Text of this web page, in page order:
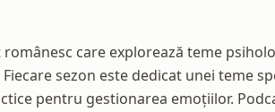
care explorează teme
sezon este dedicat unei teme
pentru gestionarea emoțiilor.